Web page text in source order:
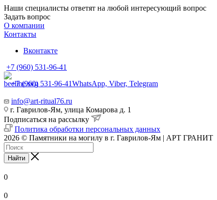
Наши специалисты ответят на любой интересующий вопрос
Задать вопрос
О компании
Контакты
Вконтакте
+7 (960) 531-96-41
+7 (960) 531-96-41WhatsApp, Viber, Telegram
info@art-ritual76.ru
г. Гаврилов-Ям, улица Комарова д. 1
Подписаться на рассылку
Политика обработки персональных данных
2026 © Памятники на могилу в г. Гаврилов-Ям | АРТ ГРАНИТ
Найти
0
0